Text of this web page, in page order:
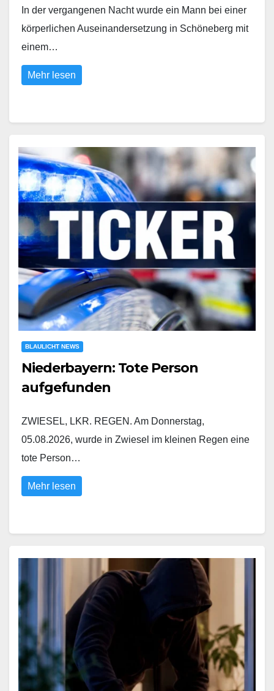
In der vergangenen Nacht wurde ein Mann bei einer
körperlichen Auseinandersetzung in Schöneberg mit
einem…
Mehr lesen
BLAULICHT NEWS
Niederbayern: Tote Person
aufgefunden
ZWIESEL, LKR. REGEN. Am Donnerstag,
05.08.2026, wurde in Zwiesel im kleinen Regen eine
tote Person…
Mehr lesen